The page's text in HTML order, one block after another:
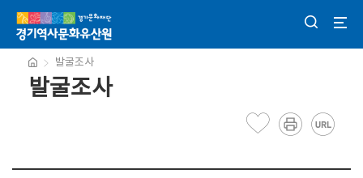
발굴조사
발굴조사